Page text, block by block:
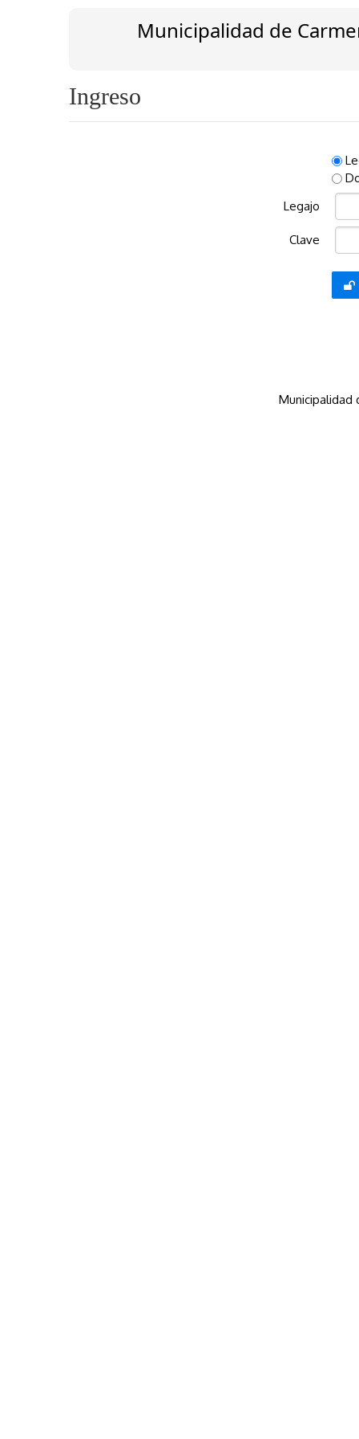
Municipalidad de
Ingreso
Legajo
Clave
Municipalidad